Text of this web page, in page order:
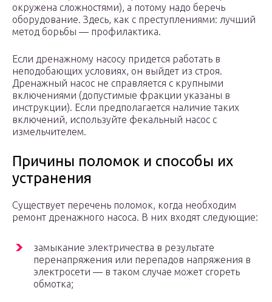
окружена сложностями), а потому надо беречь
оборудование. Здесь, как с преступлениями: лучший
метод борьбы — профилактика.
Если дренажному насосу придется работать в
неподобающих условиях, он выйдет из строя.
Дренажный насос не справляется с крупными
включениями (допустимые фракции указаны в
инструкции). Если предполагается наличие таких
включений, используйте фекальный насос с
измельчителем.
Причины поломок и способы их
устранения
Существует перечень поломок, когда необходим
ремонт дренажного насоса. В них входят следующие:
замыкание электричества в результате
перенапряжения или перепадов напряжения в
электросети — в таком случае может сгореть
обмотка;